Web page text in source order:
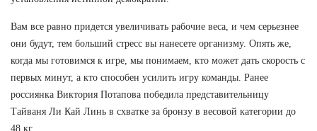
Вам все равно придется увеличивать рабочие веса, и чем серьезнее
они будут, тем больший стресс вы нанесете организму. Опять же,
когда мы готовимся к игре, мы понимаем, кто может дать скорость с
первых минут, а кто способен усилить игру команды. Ранее
россиянка Виктория Потапова победила представительницу
Тайваня Ли Кай Линь в схватке за бронзу в весовой категории до
48 кг.